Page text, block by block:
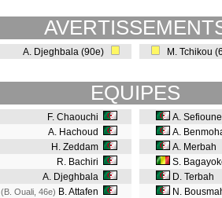
A. Djeghbala (90e) M. Tchikou
EQUIPES
F. Chaouchi
A. Hachoud
H. Zeddam
R. Bachiri
A. Djeghbala
(B. Ouali, 46e) B. Attafen
A. Sefioune
A.
A. Merbah
S.
D. Terbah
N.